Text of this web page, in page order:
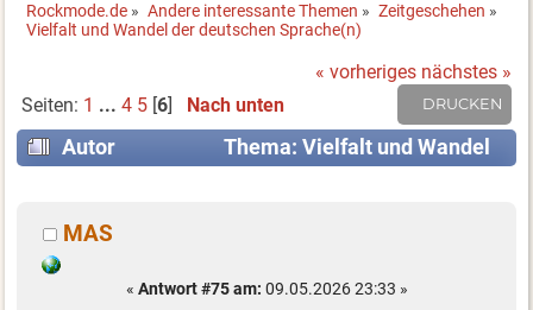
Rockmode.de » Andere interessante Themen » Zeitgeschehen »
Vielfalt und Wandel der deutschen Sprache(n)
« vorheriges nächstes »
DRUCKEN
Seiten: 1 ... 4 5[6] Nach unten
Autor
Thema: Vielfalt und Wandel
MAS
« Antwort #75 am: 09.05.2026 23:33 »